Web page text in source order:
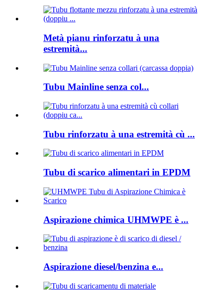
Metà pianu rinforzatu à una
estremità...
Tubu Mainline senza col...
Tubu rinforzatu à una estremità cù ...
Tubu di scarico alimentari in EPDM
Aspirazione chimica UHMWPE è ...
Aspirazione diesel/benzina e...